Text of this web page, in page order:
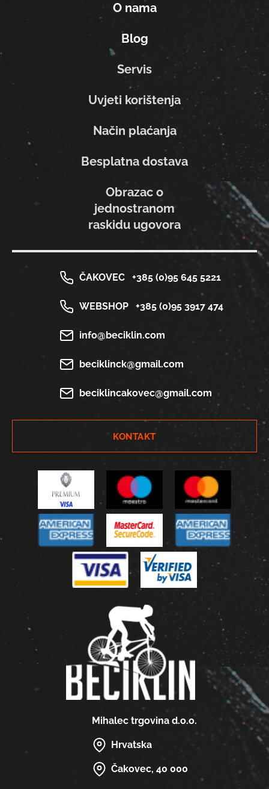
Mihalec trgovina d.o.o.
Hrvatska
Čakovec, 40 000
O nama
Blog
Servis
Uvjeti korištenja
Način plaćanja
Besplatna dostava
Obrazac o
jednostranom
raskidu ugovora
ČAKOVEC +385 (0)95 645 5221
WEBSHOP +385 (0)95 3917 474
info@beciklin.com
beciklinck@gmail.com
beciklincakovec@gmail.com
KONTAKT